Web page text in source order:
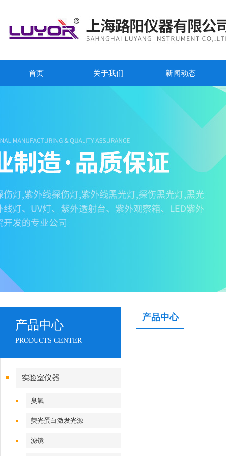
首页 关于我们 新闻动态
产品中心
PRODUCTS CENTER
实验室仪器
臭氧
荧光蛋白激发光源
滤镜
产品中心